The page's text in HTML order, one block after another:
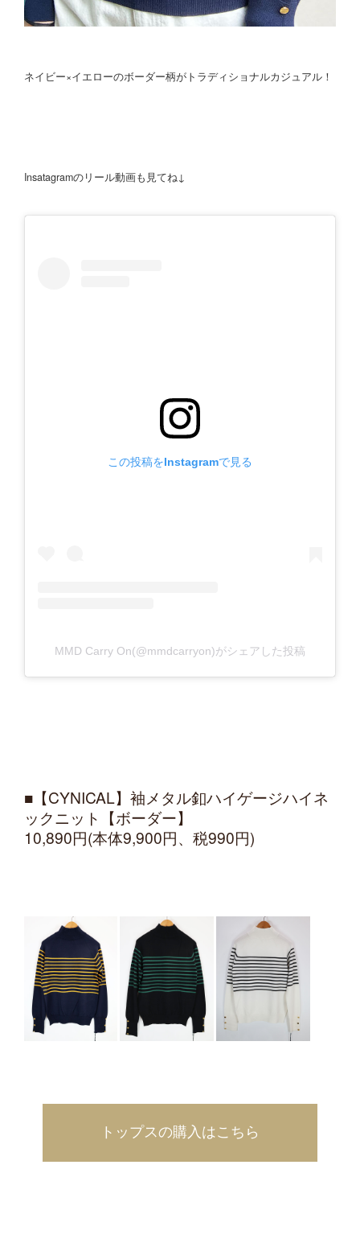
ネイビー×イエローのボーダー柄がトラディショナルカジュアル！
Insatagramのリール動画も見てね↓
この投稿をInstagramで見る
MMD Carry On(@mmdcarryon)がシェアした投稿
■【CYNICAL】袖メタル釦ハイゲージハイネ
ックニット【ボーダー】
10,890円(本体9,900円、税990円)
トップスの購入はこちら